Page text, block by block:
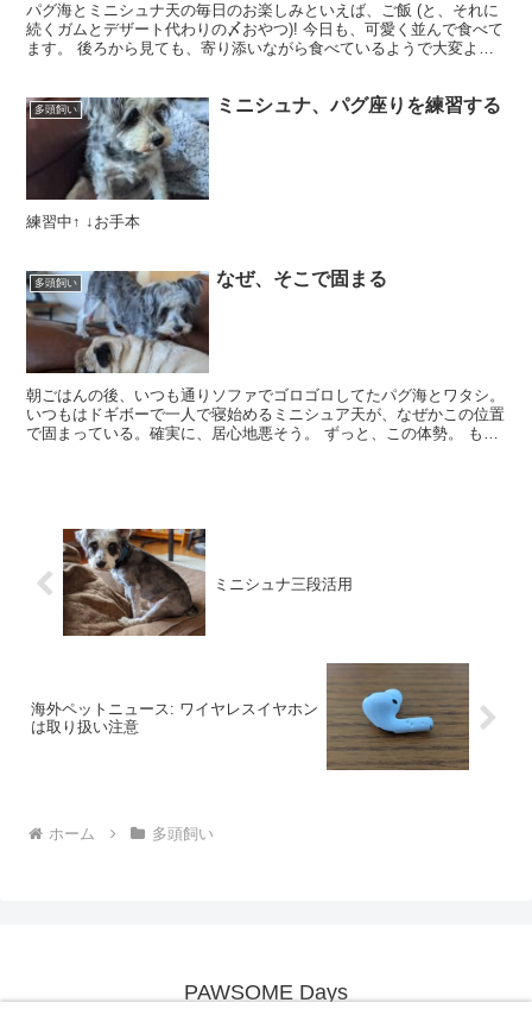
パグ海とミニシュナ天の毎日のお楽しみといえば、ご飯 (と、それに
続くガムとデザート代わりの〆おやつ)! 今日も、可愛く並んで食べて
ます。 後ろから見ても、寄り添いながら食べているようで大変よろ
多頭飼い ミニシュナ、パグ座りを練習する
練習中↑ ↓お手本
多頭飼い なぜ、そこで固まる
朝ごはんの後、いつも通りソファでゴロゴロしてたパグ海とワタシ。
いつもはドギボーで一人で寝始めるミニシュア天が、なぜかこの位置
で固まっている。確実に、居心地悪そう。 ずっと、この体勢。 もし
ミニシュナ三段活用
海外ペットニュース: ワイヤレスイヤホン
は取り扱い注意
ホーム 多頭飼い
PAWSOME Days